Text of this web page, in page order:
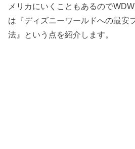
メリカにいくこともあるので
は『ディズニーワールドへの最安
法』という点を紹介します。